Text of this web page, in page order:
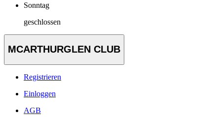
Sonntag
geschlossen
MCARTHURGLEN CLUB
Registrieren
Einloggen
AGB